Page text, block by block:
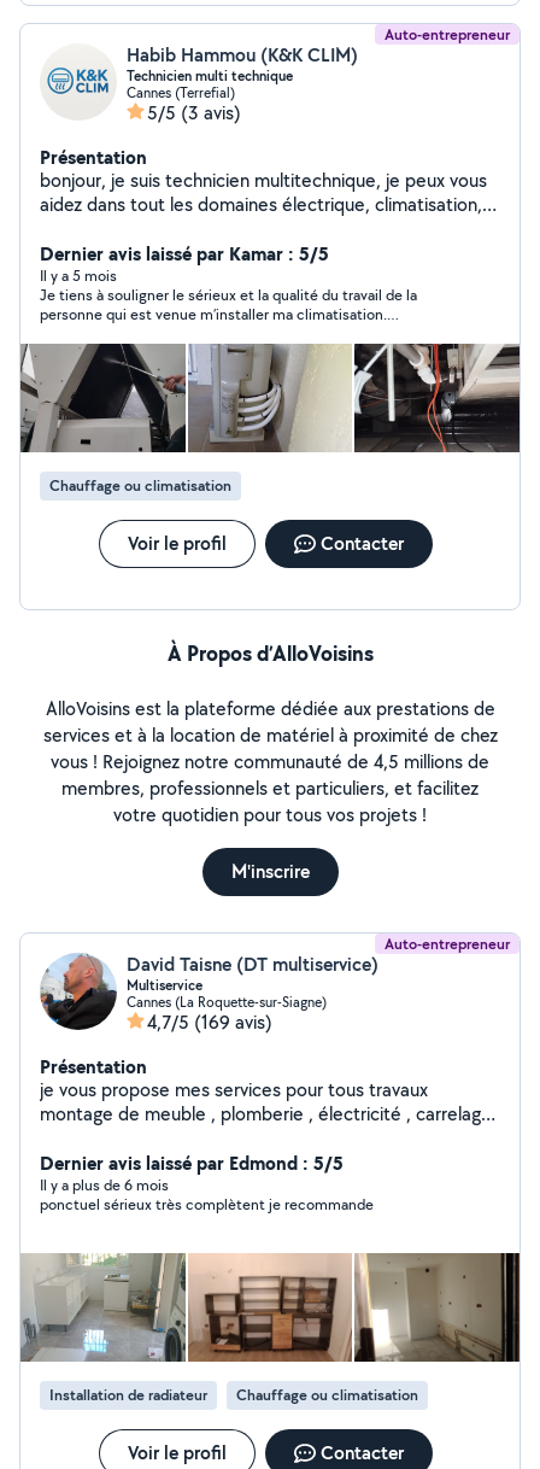
Auto-entrepreneur
Habib Hammou (K&K CLIM)
Technicien multi technique
Cannes (Terrefial)
5/5 (3 avis)
Présentation
bonjour, je suis technicien multitechnique, je peux vous
aidez dans tout les domaines électrique, climatisation,
aussi être dans la livraison ou déposer des personnes. je
suis joignable à toute heure
Dernier avis laissé par Kamar : 5/5
Il y a 5 mois
Je tiens à souligner le sérieux et la qualité du travail de la
personne qui est venue m’installer ma climatisation.
était impeccable du début à la fin. On voit tout de suite qu’on a
affaire à quelqu’un de consciencieux et appliqué. Rien ne
dépasse, les finitions sont soignées et l’installation s’intègre
parfaitement au mur. Travail propre, précis et bien pensé,
autant sur le plan technique que visuel. En plus d’être très
professionnel, il a pris le temps d’expliquer le fonctionnement
et de répondre à mes questions, ce qui est vraiment
appréciable. C’est rassurant de tomber sur un artisan aussi
fiable. Je recommande sans hésiter 👍
Chauffage ou climatisation
Voir le profil Contacter
À Propos d’AlloVoisins
AlloVoisins est la plateforme dédiée aux prestations de
services et à la location de matériel à proximité de chez
vous ! Rejoignez notre communauté de 4,5 millions de
membres, professionnels et particuliers, et facilitez
votre quotidien pour tous vos projets !
M'inscrire
Auto-entrepreneur
David Taisne (DT multiservice)
Multiservice
Cannes (La Roquette-sur-Siagne)
4,7/5 (169 avis)
Présentation
je vous propose mes services pour tous travaux
montage de meuble , plomberie , électricité , carrelage
cuisine, store et volet roulant porte de garage et
d'autres interventions. Ayant été directeur technique de
palace pendant plusieurs années , j intervient sur toutes
propre et ponctuel
Dernier avis laissé par Edmond : 5/5
Il y a plus de 6 mois
ponctuel sérieux très complètent je recommande
Installation de radiateur Chauffage ou climatisation
Voir le profil Contacter